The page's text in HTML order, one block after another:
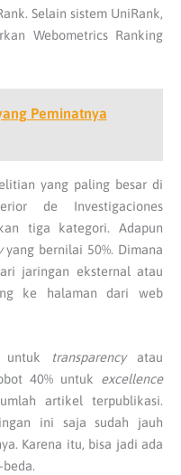
Selain sistem UniRank,
Webometrics Ranking
Peminatnya
yang paling besar di
de Investigaciones
tiga kategori. Adapun
yang bernilai 50%. Dimana
jaringan eksternal atau
ke halaman dari web
untuk transparencyatau
40% untuk excellence
artikel terpublikasi.
ini saja sudah jauh
Karena itu, bisa jadi ada